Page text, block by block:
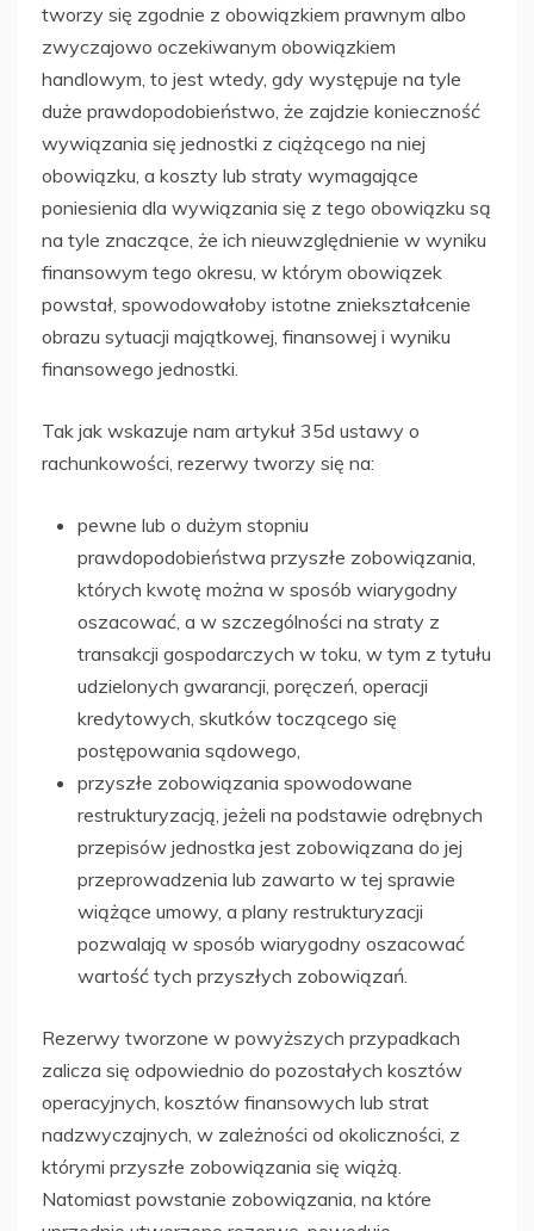
tworzy się zgodnie z obowiązkiem prawnym albo
zwyczajowo oczekiwanym obowiązkiem
handlowym, to jest wtedy, gdy występuje na tyle
duże prawdopodobieństwo, że zajdzie konieczność
wywiązania się jednostki z ciążącego na niej
obowiązku, a koszty lub straty wymagające
poniesienia dla wywiązania się z tego obowiązku są
na tyle znaczące, że ich nieuwzględnienie w wyniku
finansowym tego okresu, w którym obowiązek
powstał, spowodowałoby istotne zniekształcenie
obrazu sytuacji majątkowej, finansowej i wyniku
finansowego jednostki.
Tak jak wskazuje nam artykuł 35d ustawy o
rachunkowości, rezerwy tworzy się na:
pewne lub o dużym stopniu
prawdopodobieństwa przyszłe zobowiązania,
których kwotę można w sposób wiarygodny
oszacować, a w szczególności na straty z
transakcji gospodarczych w toku, w tym z tytułu
udzielonych gwarancji, poręczeń, operacji
kredytowych, skutków toczącego się
postępowania sądowego,
przyszłe zobowiązania spowodowane
restrukturyzacją, jeżeli na podstawie odrębnych
przepisów jednostka jest zobowiązana do jej
przeprowadzenia lub zawarto w tej sprawie
wiążące umowy, a plany restrukturyzacji
pozwalają w sposób wiarygodny oszacować
wartość tych przyszłych zobowiązań.
Rezerwy tworzone w powyższych przypadkach
zalicza się odpowiednio do pozostałych kosztów
operacyjnych, kosztów finansowych lub strat
nadzwyczajnych, w zależności od okoliczności, z
którymi przyszłe zobowiązania się wiążą.
Natomiast powstanie zobowiązania, na które